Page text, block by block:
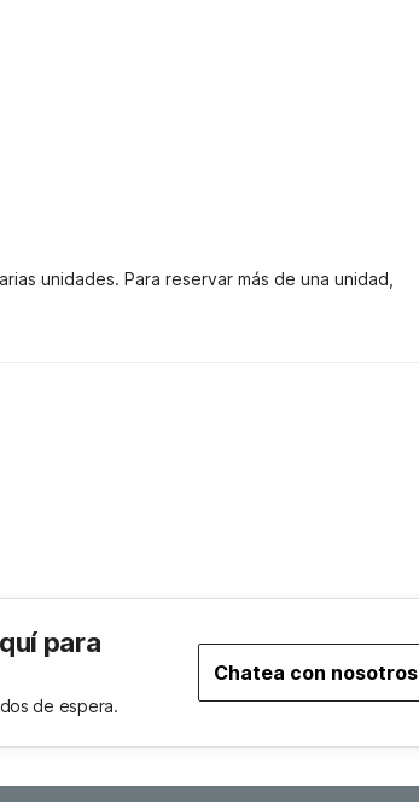
unidades. Para reservar más de una unidad,
para
de espera.
Chatea con nosotros